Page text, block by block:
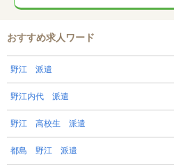
おすすめ求人ワード
野江 派遣
野江内代 派遣
野江 高校生 派遣
都島 野江 派遣